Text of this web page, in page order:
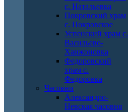
с. Натальевка
Покровский храм
с. Покровское
Успенский храм с.
Васильево-
Ханжоновка
Федоровский
храм с.
Федоровка
Часовни
Александро-
Невская часовня